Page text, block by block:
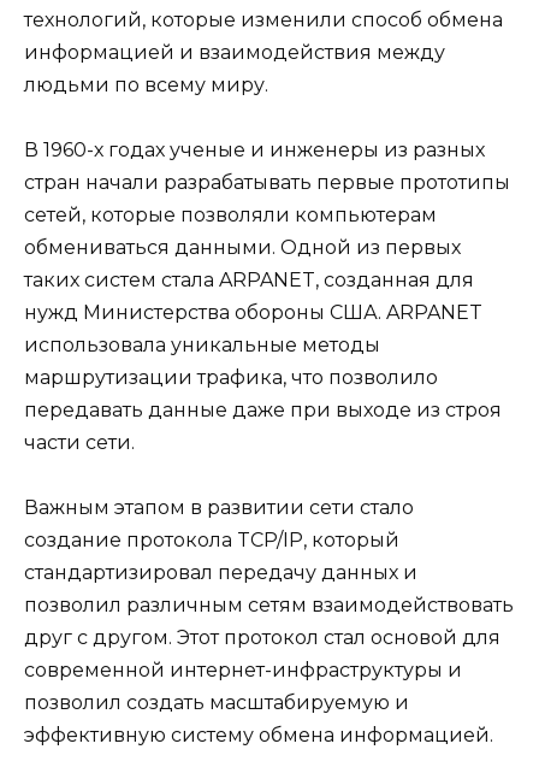
технологий, которые изменили способ обмена
информацией и взаимодействия между
людьми по всему миру.
В 1960-х годах ученые и инженеры из разных
стран начали разрабатывать первые прототипы
сетей, которые позволяли компьютерам
обмениваться данными. Одной из первых
таких систем стала ARPANET, созданная для
нужд Министерства обороны США. ARPANET
использовала уникальные методы
маршрутизации трафика, что позволило
передавать данные даже при выходе из строя
части сети.
Важным этапом в развитии сети стало
создание протокола TCP/IP, который
стандартизировал передачу данных и
позволил различным сетям взаимодействовать
друг с другом. Этот протокол стал основой для
современной интернет-инфраструктуры и
позволил создать масштабируемую и
эффективную систему обмена информацией.